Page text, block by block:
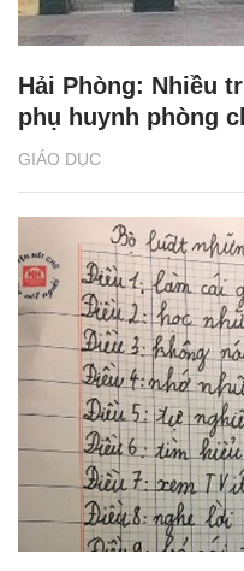
GIÁO DỤC
Hải Phòng: Nhiều
phụ huynh phòng